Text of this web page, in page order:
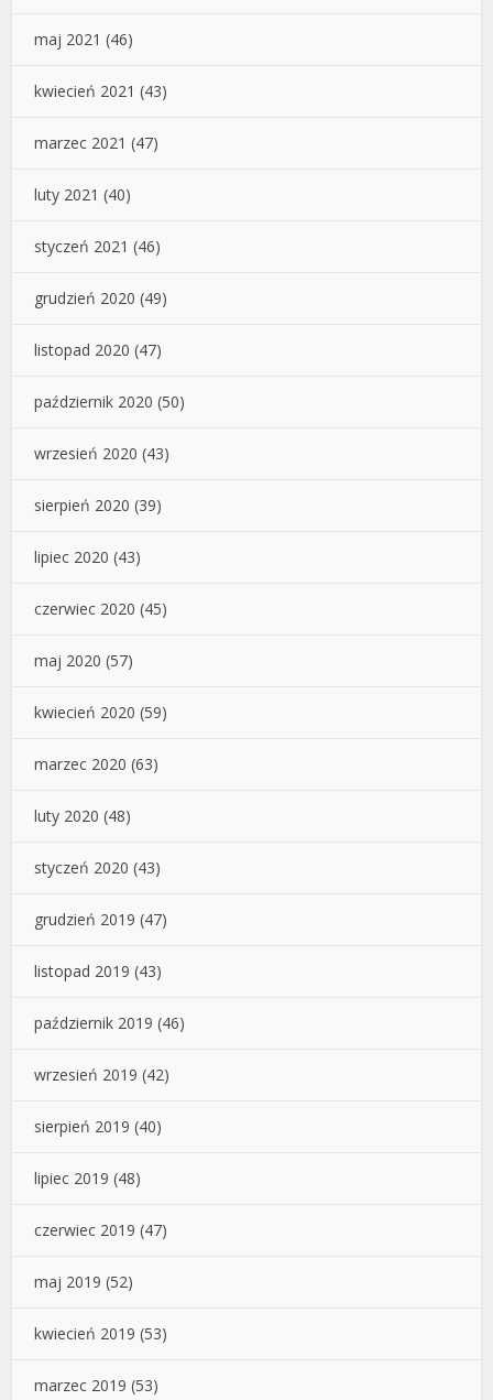
maj 2021 (46)
kwiecień 2021 (43)
marzec 2021 (47)
luty 2021 (40)
styczeń 2021 (46)
grudzień 2020 (49)
listopad 2020 (47)
październik 2020 (50)
wrzesień 2020 (43)
sierpień 2020 (39)
lipiec 2020 (43)
czerwiec 2020 (45)
maj 2020 (57)
kwiecień 2020 (59)
marzec 2020 (63)
luty 2020 (48)
styczeń 2020 (43)
grudzień 2019 (47)
listopad 2019 (43)
październik 2019 (46)
wrzesień 2019 (42)
sierpień 2019 (40)
lipiec 2019 (48)
czerwiec 2019 (47)
maj 2019 (52)
kwiecień 2019 (53)
marzec 2019 (53)